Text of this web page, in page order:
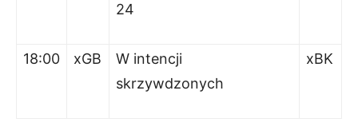
24
18:00 xGB
W intencji
skrzywdzonych
xBK